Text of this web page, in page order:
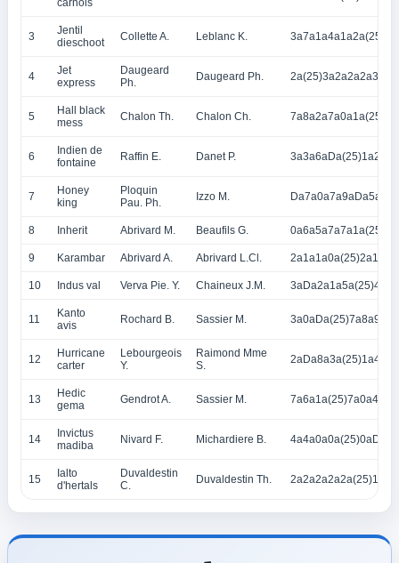
carnois
3
Jentil
dieschoot
Collette A. Leblanc K.
4
Jet
express
Daugeard
Ph.
Daugeard Ph.
5
Hall black
mess
Chalon Th. Chalon Ch.
6
Indien de
fontaine
Raffin E. Danet P.
7
Honey
king
Ploquin
Pau. Ph.
Izzo M.
8 Inherit Abrivard M. Beaufils G.
9 Karambar Abrivard A. Abrivard L.Cl.
10 Indus val Verva Pie. Y. Chaineux J.M.
11
Kanto
avis
Rochard B. Sassier M.
12
Hurricane
carter
Lebourgeois
Y.
Raimond Mme
S.
13
Hedic
gema
Gendrot A. Sassier M.
14
Invictus
madiba
Nivard F. Michardiere B.
15
Ialto
d'hertals
Duvaldestin
C.
Duvaldestin Th.